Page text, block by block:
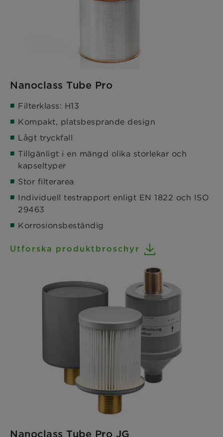
Nanoclass Tube Pro
Filterklass: H13
Kompakt, platsbesprande design
Lågt tryckfall
Tillgänligt i en mängd olika storlekar och
kapseltyper
Stor filterarea
Individuell testrapport enligt EN 1822 och ISO
29463
Korrosionsbeständig
Utforska produktbroschyr
Nanoclass Tube Pro JG